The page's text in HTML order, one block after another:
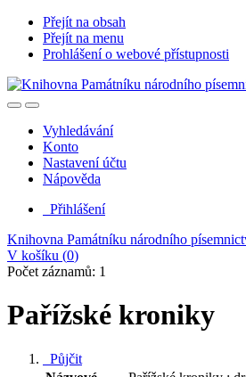
Přejít na obsah
Přejít na menu
Prohlášení o webové přístupnosti
Vyhledávání
Konto
Nastavení účtu
Nápověda
Přihlášení
Knihovna Památníku národního
V košíku (0)
Počet záznamů: 1
Pařížské kroniky
Půjčit